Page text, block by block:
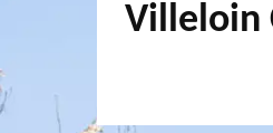
Villeloin